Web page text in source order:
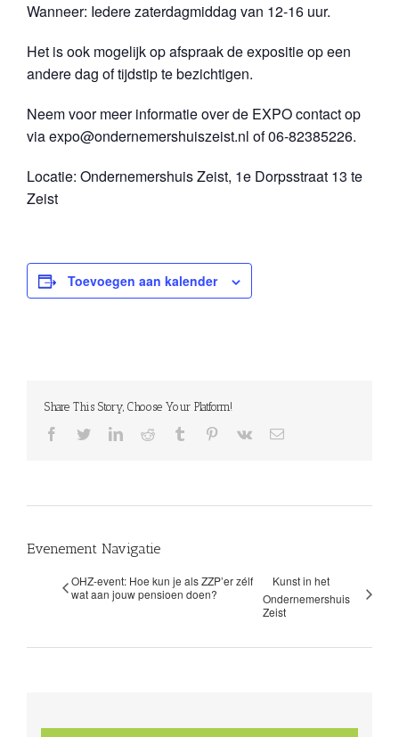
Wanneer: Iedere zaterdagmiddag van 12-16 uur.
Het is ook mogelijk op afspraak de expositie op een
andere dag of tijdstip te bezichtigen.
Neem voor meer informatie over de EXPO contact op
via expo@ondernemershuiszeist.nl of 06-82385226.
Locatie: Ondernemershuis Zeist, 1e Dorpsstraat 13 te
Zeist
Toevoegen aan kalender
Share This Story, Choose Your Platform!
facebooktwitterlinkedinreddit tumblr pinterest
vk
E-
Evenement Navigatie
OHZ-event: Hoe kun je als ZZP’er zélf
wat aan jouw pensioen doen?
Kunst in het
Ondernemershuis
Zeist